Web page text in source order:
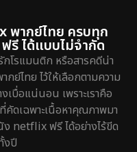
พากย์ไทย ครบทุก
ได้แบบไม่จำกัด
โรแมนติก หรือสารคดีน่า
ย์ไทย ไว้ให้เลือกตามความ
เบื่อแน่นอน เพราะเราคือ
ดเฉพาะเนื้อหาคุณภาพมา
netflix ฟรี ได้อย่างไร้ขีด
งปี